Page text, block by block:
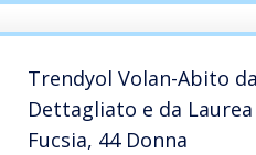
Trendyol Volan-Abito
Dettagliato e da
Fucsia, 44 Donna